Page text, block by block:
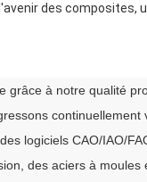
des
grâce à notre qualité
continuellement
logiciels CAO/IAO/
des aciers à